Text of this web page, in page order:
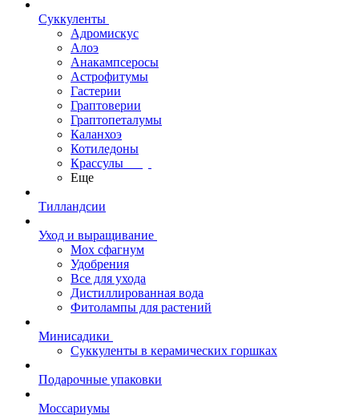
Суккуленты
Адромискус
Алоэ
Анакампсеросы
Астрофитумы
Гастерии
Граптоверии
Граптопеталумы
Каланхоэ
Котиледоны
Крассулы
Еще
Тилландсии
Уход и выращивание
Мох сфагнум
Удобрения
Все для ухода
Дистиллированная вода
Фитолампы для растений
Минисадики
Суккуленты в керамических горшках
Подарочные упаковки
Моссариумы